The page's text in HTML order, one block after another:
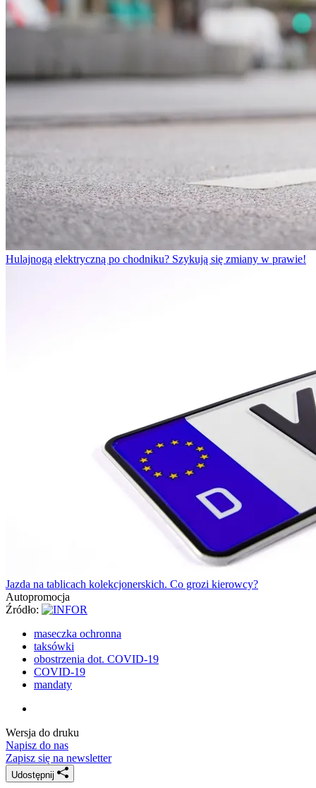
Hulajnogą elektryczną po chodniku? Szykują się zmiany w prawie!
Jazda na tablicach kolekcjonerskich. Co grozi kierowcy?
Autopromocja
Źródło:
maseczka ochronna
taksówki
obostrzenia dot. COVID-19
COVID-19
mandaty
Wersja do druku
Napisz do nas
Zapisz się na newsletter
Udostępnij